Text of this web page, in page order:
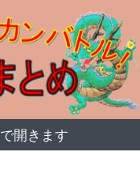
開きます